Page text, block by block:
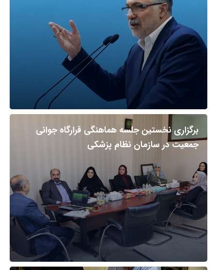
برگزاری نخستین جلسه هماهنگی قرارگاه جوانی
جمعیت در سازمان نظام پزشکی